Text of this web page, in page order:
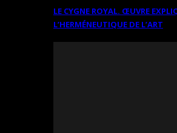
LE CYGNE ROYAL. ŒUVRE
L’HERMÉNEUTIQUE DE L’ART